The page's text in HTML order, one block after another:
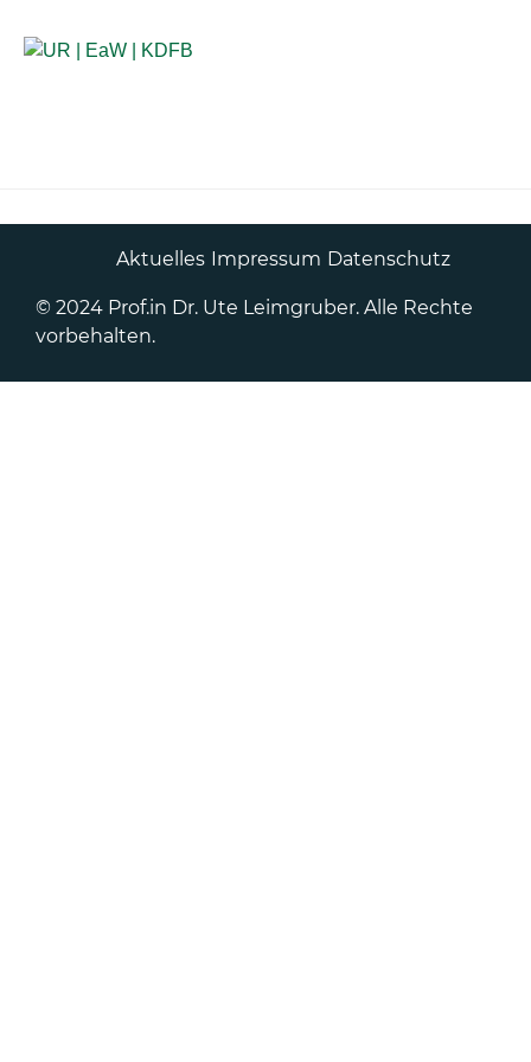
Aktuelles Impressum Datenschutz
© 2024 Prof.in Dr. Ute Leimgruber. Alle Rechte
vorbehalten.